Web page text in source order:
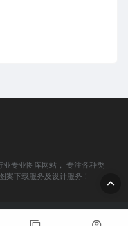
专业图库网站， 专注各种类
案下载服务及设计服务！
rights reserved